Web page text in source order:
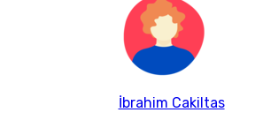
İbrahim Cakiltas